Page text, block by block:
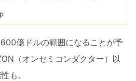
億ドルの範囲になることが予
（オンセミコンダクター）以
も。